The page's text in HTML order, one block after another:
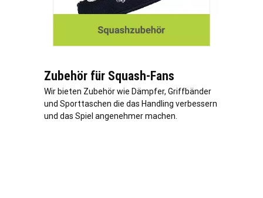
Zubehör für Squash-Fans
Wir bieten Zubehör wie Dämpfer, Griffbänder
und Sporttaschen die das Handling verbessern
und das Spiel angenehmer machen.